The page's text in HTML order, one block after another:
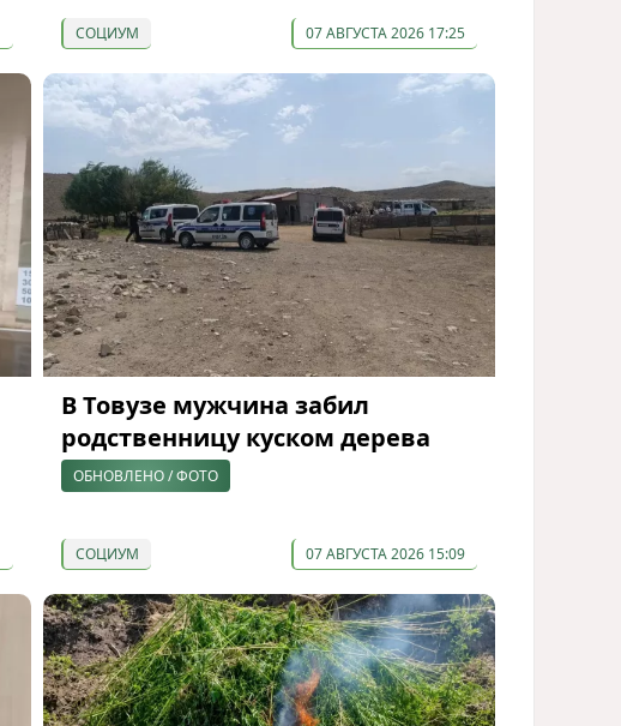
СОЦИУМ 07 АВГУСТА 2026 17:25
В Товузе мужчина забил
родственницу куском дерева
ОБНОВЛЕНО / ФОТО
СОЦИУМ 07 АВГУСТА 2026 15:09